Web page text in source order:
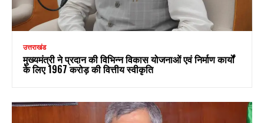
उत्तराखंड
मुख्यमंत्री ने प्रदान की विभिन्न विकास योजनाओं एवं निर्माण कार्यों
के लिए ₹1967 करोड़ की वित्तीय स्वीकृति